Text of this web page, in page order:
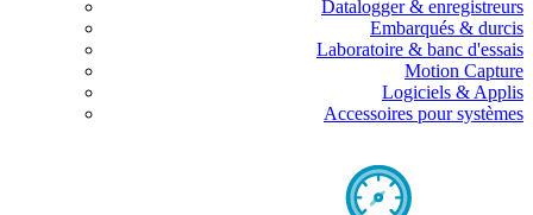
Datalogger & enregistreurs
Embarqués & durcis
Laboratoire & banc d'essais
Motion Capture
Logiciels & Applis
Accessoires pour systèmes